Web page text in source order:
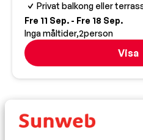
Privat balkong eller
Fre 11 Sep. - Fre 18 Sep.
Inga måltider 2person
Visa
Praktisk information